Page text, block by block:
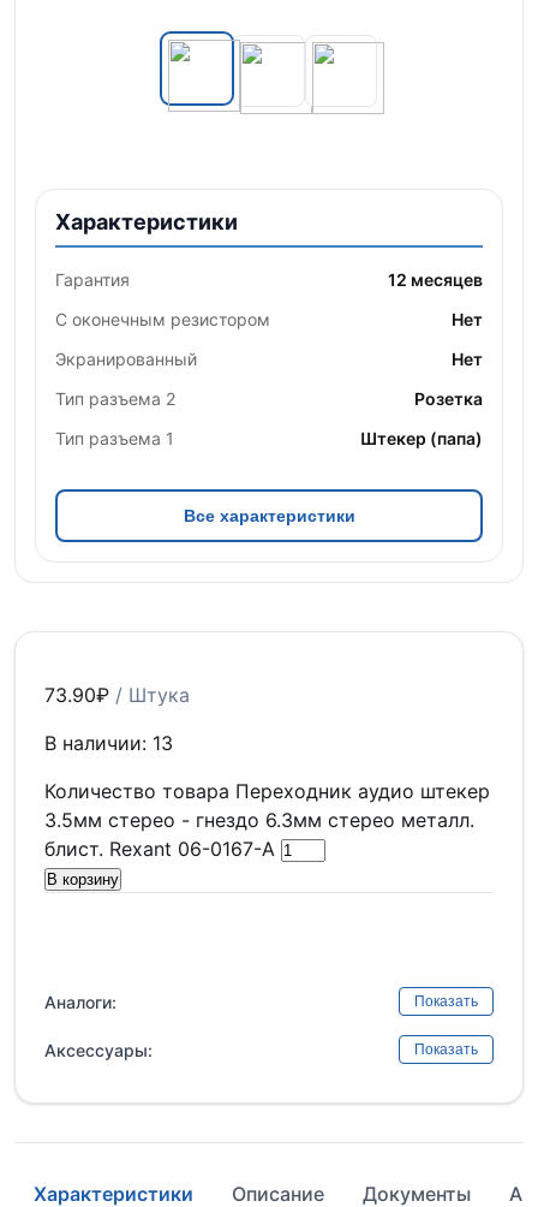
Характеристики
Гарантия
12 месяцев
С оконечным резистором
Нет
Экранированный
Нет
Тип разъема 2
Розетка
Тип разъема 1
Штекер (папа)
Все характеристики
73.90₽ / Штука
В наличии: 13
Количество товара Переходник аудио штекер
3.5мм стерео - гнездо 6.3мм стерео металл.
блист. Rexant 06-0167-A
В корзину
Аналоги: Показать
Аксессуары: Показать
Характеристики Описание Документы